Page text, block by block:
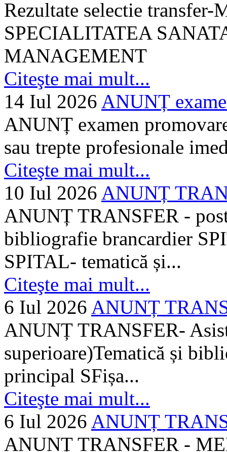
Rezultate selectie
SPECIALITATEA
MANAGEMENT
Citeşte mai mult...
14 Iul 2026 ANUNȚ
ANUNȚ examen
sau trepte profesionale
Citeşte mai mult...
10 Iul 2026 ANUNȚ
ANUNȚ TRANSFER -
bibliografie brancardier
SPITAL- tematică și...
Citeşte mai mult...
6 Iul 2026 ANUNȚ
ANUNȚ TRANSFER-
superioare)Tematică și
principal SFișa...
Citeşte mai mult...
6 Iul 2026 ANUNȚ
ANUNȚ TRANSFER -